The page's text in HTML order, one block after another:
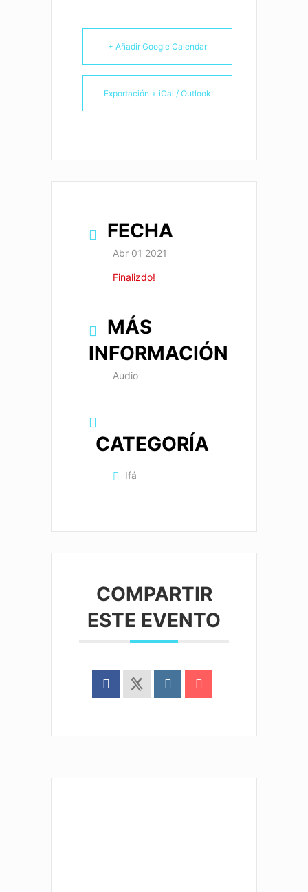
+ Añadir Google Calendar
Exportación + iCal / Outlook
FECHA
Abr 01 2021
Finalizdo!
MÁS
INFORMACIÓN
Audio
CATEGORÍA
Ifá
COMPARTIR
ESTE EVENTO